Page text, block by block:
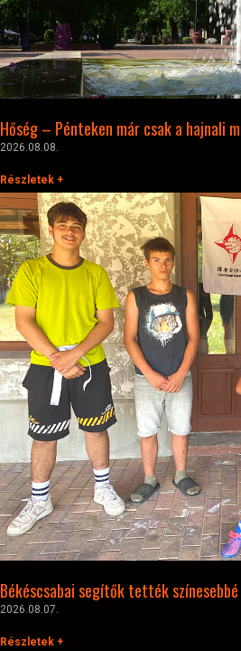
Hőség – Pénteken már csak a hajnali
2026.08.08.
Részletek +
Békéscsabai segítők tették
2026.08.07.
Részletek +